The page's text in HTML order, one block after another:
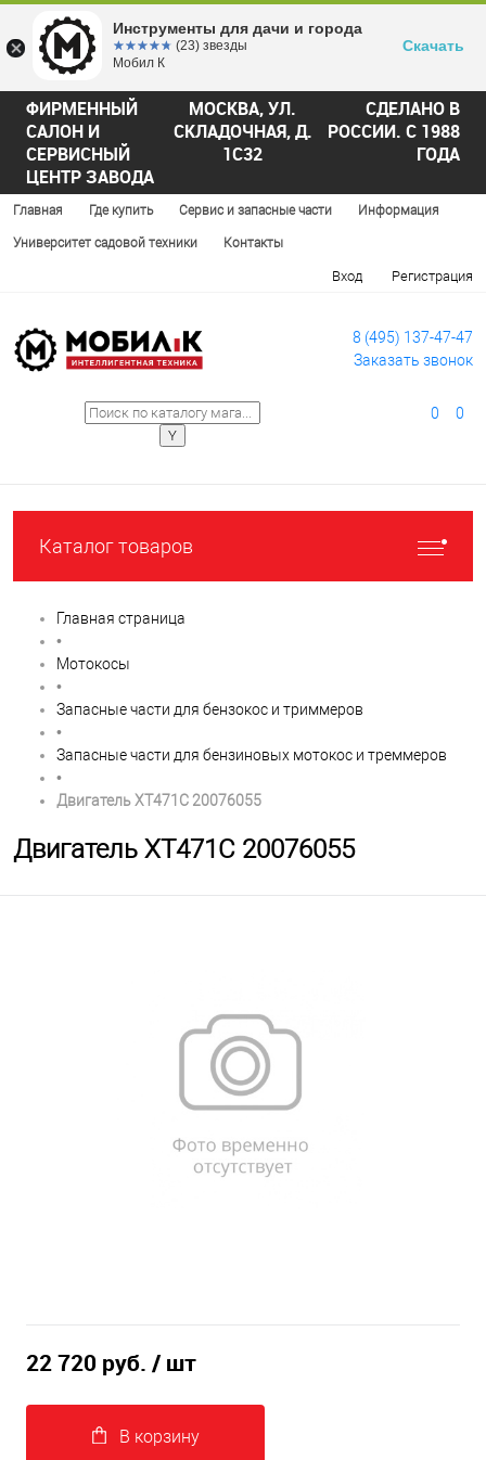
ФИРМЕННЫЙ
САЛОН И
СЕРВИСНЫЙ
ЦЕНТР ЗАВОДА
МОСКВА, УЛ.
СКЛАДОЧНАЯ, Д.
1С32
СДЕЛАНО В
РОССИИ. С 1988
ГОДА
Главная Где купить Сервис и запасные части Информация
Университет садовой техники Контакты
Вход Регистрация
8 (495) 137-47-47
Заказать звонок
0 0
Каталог товаров
Главная страница
•
Мотокосы
•
Запасные части для бензокос и триммеров
•
Запасные части для бензиновых мотокос и треммеров
•
Двигатель XT471C 20076055
Двигатель XT471C 20076055
22 720 руб. / шт
В корзину
Инструменты для дачи и города
☆☆☆☆☆
★★★★★ (23) звезды
Мобил К
Скачать